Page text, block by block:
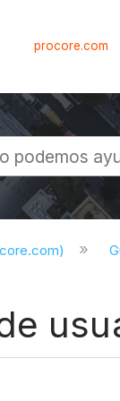
procore.com